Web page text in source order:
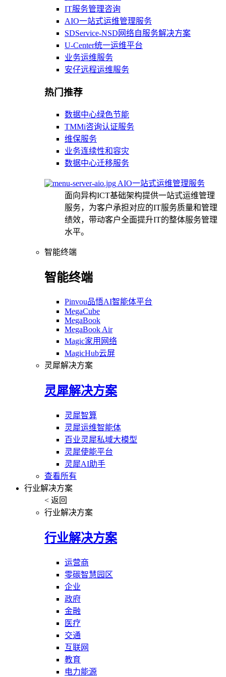
IT服务管理咨询
AIO一站式运维管理服务
SDService-NSD网络自服务解决方案
U-Center统一运维平台
业务运维服务
安仔远程运维服务
热门推荐
数据中心绿色节能
TMMi咨询认证服务
维保服务
业务连续性和容灾
数据中心迁移服务
AIO一站式运维管理服务
面向异构ICT基础架构提供一站式运维管理
服务，为客户承担对应的IT服务质量和管理
绩效，带动客户全面提升IT的整体服务管理
水平。
智能终端
智能终端
Pinvou品悟AI智能体平台
MegaCube
MegaBook
MegaBook Air
Magic家用网络
MagicHub云屏
灵犀解决方案
灵犀解决方案
灵犀智算
灵犀运维智能体
百业灵犀私域大模型
灵犀使能平台
灵犀AI助手
查看所有
行业解决方案
< 返回
行业解决方案
行业解决方案
运营商
零碳智慧园区
企业
政府
金融
医疗
交通
互联网
教育
电力能源